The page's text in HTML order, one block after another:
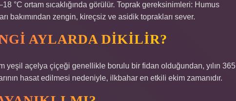
°C ortam sıcaklığında görülür. Toprak gereksinimleri: Humus
bakımından zengin, kireçsiz ve asidik toprakları sever.
AYLARDA DIKILIR?
yeşil açelya çiçeği genellikle borulu bir fidan olduğundan, yılın 365
hasat edilmesi nedeniyle, ilkbahar en etkili ekim zamanıdır.